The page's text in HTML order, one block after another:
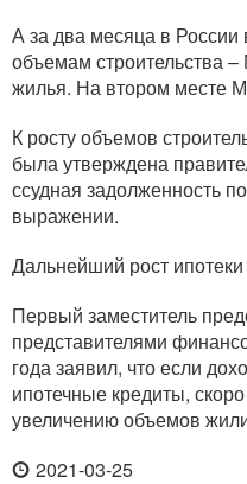
А за два месяца в
объемам строительства
жилья. На втором месте
К росту объемов
была утверждена
ссудная задолженность
выражении.
Дальнейший рост
Первый заместитель
представителями
года заявил, что если
ипотечные кредиты,
увеличению объемов
2021-03-25